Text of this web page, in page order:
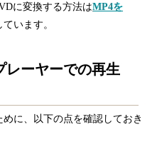
に変換する方法はMP4を
います。
レーヤーでの再生
に、以下の点を確認しておき